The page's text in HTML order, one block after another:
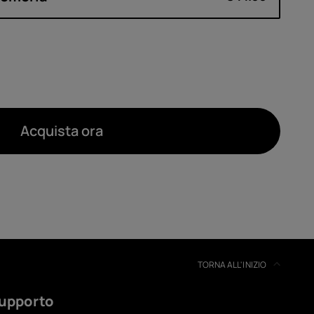
Acquista ora
TORNA ALL'INIZIO